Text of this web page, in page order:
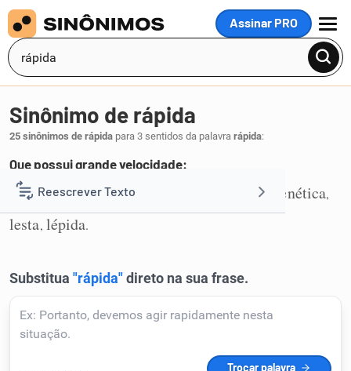
Assinar PRO
MENU
Reescrever Texto
Resumir Texto
Corrigir Texto
Detector de IA
Sinônimo de rápida
25 sinônimos de rápida para 3 sentidos da palavra rápida:
Que possui grande velocidade:
1 veloz,ligeira,acelerada vertiginosa, frenética,
lesta, lépida.